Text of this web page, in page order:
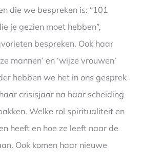
die we bespreken is: “101
je gezien moet hebben”,
bespreken. Ook haar
mannen’ en ‘wijze vrouwen’
hebben we het in ons gesprek
crisisjaar na haar scheiding
Welke rol spiritualiteit en
heeft en hoe ze leeft naar de
Ook komen haar nieuwe